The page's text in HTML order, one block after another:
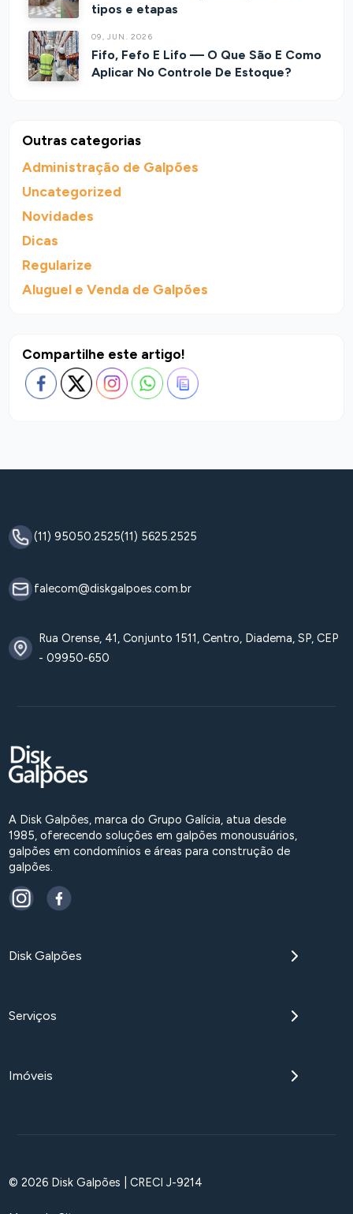
tipos e etapas
09, JUN. 2026
Fifo, Fefo E Lifo — O Que São E Como
Aplicar No Controle De Estoque?
Outras categorias
Administração de Galpões
Uncategorized
Novidades
Dicas
Regularize
Aluguel e Venda de Galpões
Compartilhe este artigo!
(11) 95050.2525(11) 5625.2525
falecom@diskgalpoes.com.br
Rua Orense, 41, Conjunto 1511, Centro, Diadema, SP, CEP
- 09950-650
A Disk Galpões, marca do Grupo Galícia, atua desde
1985, oferecendo soluções em galpões monousuários,
galpões em condomínios e áreas para construção de
galpões.
Disk Galpões
Serviços
Imóveis
© 2026 Disk Galpões | CRECI J-9214